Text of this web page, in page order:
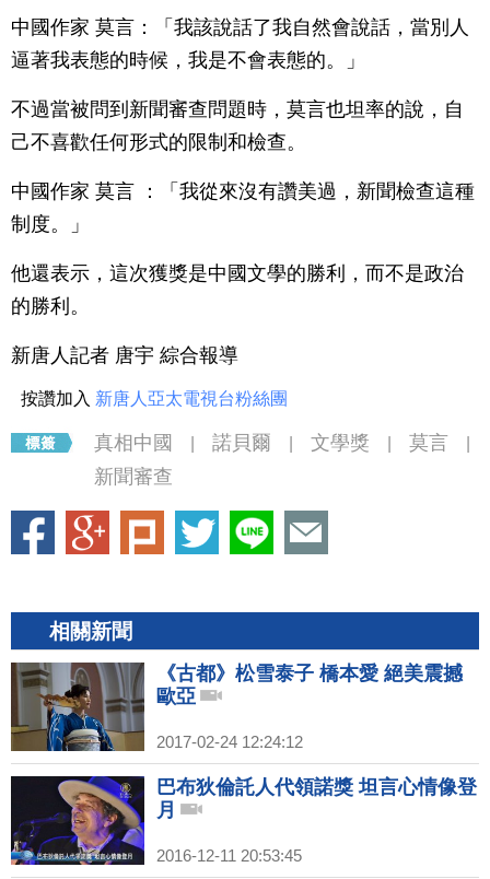
中國作家 莫言：「我該說話了我自然會說話，當別人
逼著我表態的時候，我是不會表態的。」
不過當被問到新聞審查問題時，莫言也坦率的說，自
己不喜歡任何形式的限制和檢查。
中國作家 莫言 ：「我從來沒有讚美過，新聞檢查這種
制度。」
他還表示，這次獲獎是中國文學的勝利，而不是政治
的勝利。
新唐人記者 唐宇 綜合報導
按讚加入 新唐人亞太電視台粉絲團
真相中國 諾貝爾 文學獎 莫言
新聞審查
相關新聞
《古都》松雪泰子 橋本愛 絕美震撼
歐亞
2017-02-24 12:24:12
巴布狄倫託人代領諾獎 坦言心情像登
月
2016-12-11 20:53:45